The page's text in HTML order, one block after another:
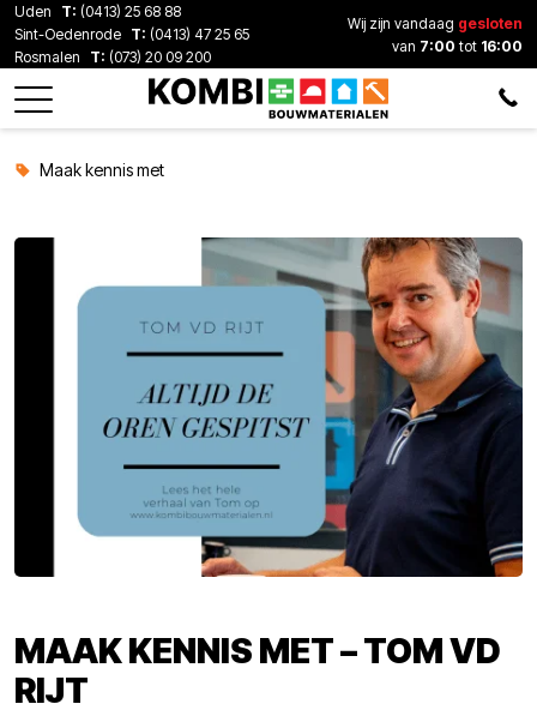
Uden T: (0413) 25 68 88
Sint-Oedenrode T: (0413) 47 25 65
Rosmalen
T: (073) 20 09 200
Wij zijn vandaag gesloten
van 7:00 tot 16:00
Maak kennis met
MAAK KENNIS MET – TOM VD
RIJT